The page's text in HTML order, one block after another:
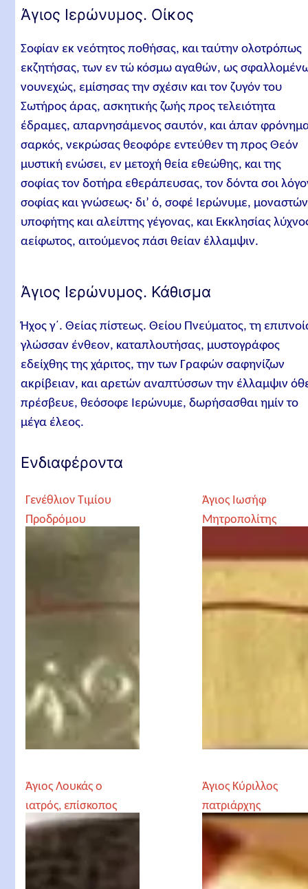
Άγιος Ιερώνυμος. Οίκος
Σοφίαν εκ νεότητος ποθήσας, και ταύτην ολοτρόπως
εκζητήσας, των εν τώ κόσμω αγαθών, ως
νουνεχώς, εμίσησας την σχέσιν και τον ζυγόν του
Σωτήρος άρας, ασκητικής ζωής προς τελειότητα
έδραμες, απαρνησάμενος σαυτόν, και άπαν
σαρκός, νεκρώσας θεοφόρε εντεύθεν τη προς Θεόν
μυστική ενώσει, εν μετοχή θεία εθεώθης, και της
σοφίας τον δοτήρα εθεράπευσας, τον δόντα σοι
σοφίας και γνώσεως· δι’ ό, σοφέ Ιερώνυμε, μοναστών
υποφήτης και αλείπτης γέγονας, και Εκκλησίας
αείφωτος, αιτούμενος πάσι θείαν έλλαμψιν.
Άγιος Ιερώνυμος. Κάθισμα
Ήχος γ´. Θείας πίστεως. Θείου Πνεύματος, τη
γλώσσαν ένθεον, καταπλουτήσας, μυστογράφος
εδείχθης της χάριτος, την των Γραφών σαφηνίζων
ακρίβειαν, και αρετών αναπτύσσων την έλλαμψιν
πρέσβευε, θεόσοφε Ιερώνυμε, δωρήσασθαι ημίν το
μέγα έλεος.
Ενδιαφέροντα
Γενέθλιον Τιμίου
Προδρόμου
Άγιος Ιωσήφ
Μητροπολίτης
Θεσσαλονίκης
Άγιος Λουκάς ο
ιατρός, επίσκοπος
Κριμαίας
Άγιος Κύριλλος
πατριάρχης
Αλεξανδρείας